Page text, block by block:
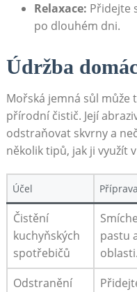
Relaxace: Přidejte
po dlouhém dni.
Údržba
Mořská jemná sůl může
přírodní čistič. Její
odstraňovat skvrny a
několik tipů, jak ji využít
Účel Příprava
Čistění
kuchyňských
spotřebičů
pastu
oblasti.
Odstranění